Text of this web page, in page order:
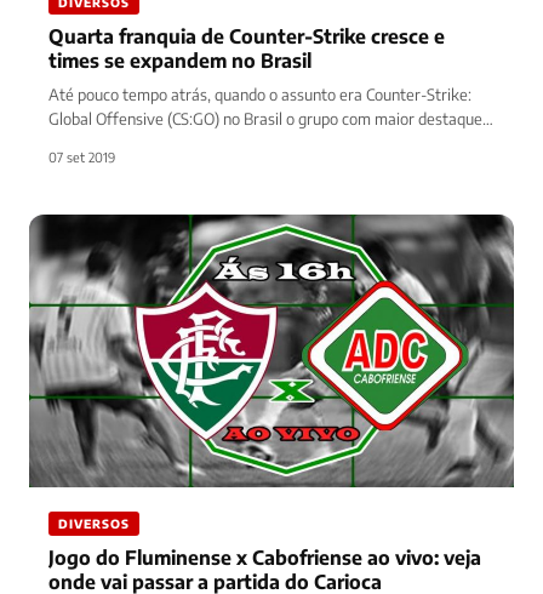
Quarta franquia de Counter-Strike cresce e
times se expandem no Brasil
Até pouco tempo atrás, quando o assunto era Counter-Strike:
Global Offensive (CS:GO) no Brasil o grupo com maior destaque
07 set 2019
DIVERSOS
Jogo do Fluminense x Cabofriense ao vivo: veja
onde vai passar a partida do Carioca